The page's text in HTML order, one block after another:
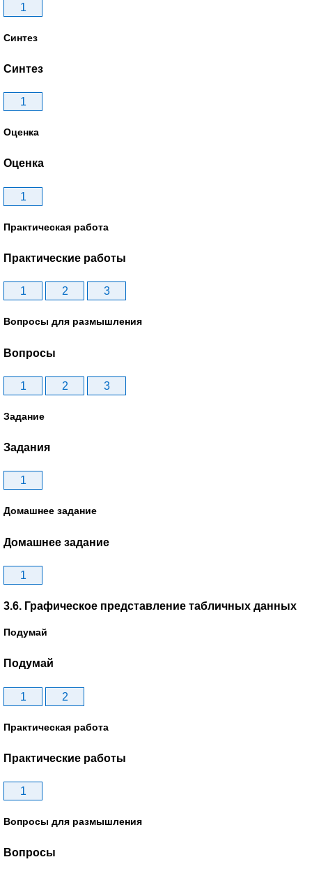
1
Синтез
Синтез
1
Оценка
Оценка
1
Практическая работа
Практические работы
1 2 3
Вопросы для размышления
Вопросы
1 2 3
Задание
Задания
1
Домашнее задание
Домашнее задание
1
3.6. Графическое представление табличных данных
Подумай
Подумай
1 2
Практическая работа
Практические работы
1
Вопросы для размышления
Вопросы